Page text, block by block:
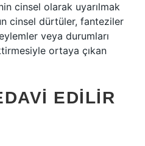
cinsel olarak uyarılmak
cinsel dürtüler, fanteziler
veya durumları
ortaya çıkan
EDILIR